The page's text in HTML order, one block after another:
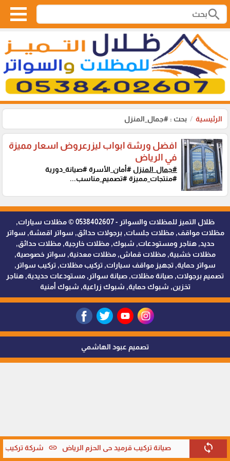
search
الرئيسية بحث : #جمال_المنزل
sync صيانة تركيب قرميد حي الحزم الرياض link شركة تركيب
افضل ورشة ابواب ليزرعروض اسعار مميزة
في الرياض
#جمال_المنزل #أمان_الأسرة #صيانة_دورية
#منتجات_مميزة #تصميم_مناسب...
ظلال التميز للمظلات والسواتر - 0538402607 © مظلات سيارات,
مظلات مواقف, مظلات جلسات, برجولات حدائق, سواتر اقمشة, سواتر
حديد, هناجر ومستودعات, شبوك, مظلات خارجية, مظلات حدائق,
مظلات خشبية, مظلات قماش, مظلات معدنية, سواتر خصوصية,
سواتر حماية, تجهيز مواقف سيارات, تركيب مظلات, تركيب سواتر,
تصميم برجولات, صيانة مظلات, صيانة سواتر, مستودعات حديدية, هناجر
تخزين, شبوك حماية, شبوك زراعية, شبوك أمنية
تصميم عبود الهاشمي